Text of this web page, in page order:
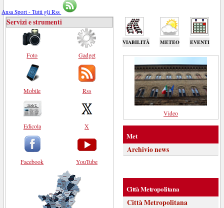
Ansa Sport - Tutti gli Rss
VIABILITÀ METEO EVENTI
Servizi e strumenti
Foto
Mobile
Edicola
Facebook
Gadget
Rss
X
YouTube
Video
Met
Archivio news
Città Metropolitana
Città Metropolitana